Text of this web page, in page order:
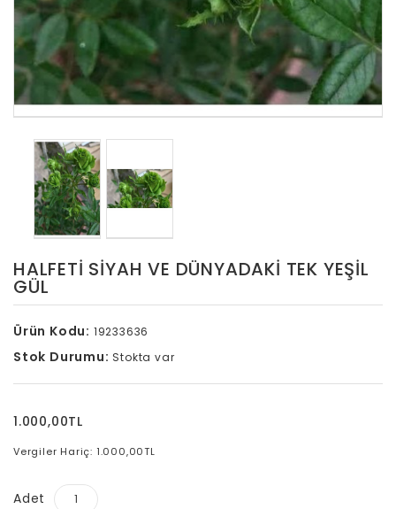
HALFETI SIYAH VE DÜNYADAKI TEK YEŞIL
GÜL
Ürün Kodu: 19233636
Stok Durumu: Stokta var
1.000,00TL
Vergiler Hariç: 1.000,00TL
Adet